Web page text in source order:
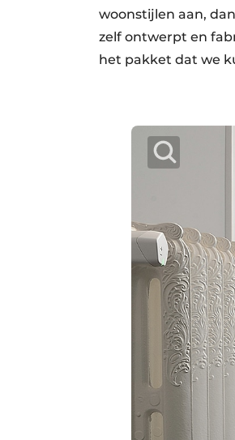
woonstijlen aan,
zelf ontwerpt en
het pakket dat we